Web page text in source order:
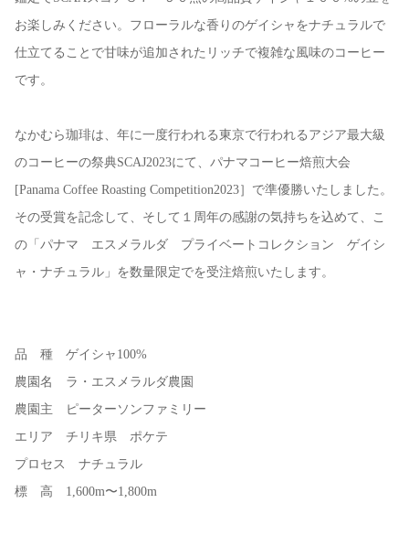
お楽しみください。フローラルな香りのゲイシャをナチュラルで
仕立てることで甘味が追加されたリッチで複雑な風味のコーヒー
です。
なかむら珈琲は、年に一度行われる東京で行われるアジア最大級
のコーヒーの祭典SCAJ2023にて、パナマコーヒー焙煎大会
[Panama Coffee Roasting Competition2023］で準優勝いたしました。
その受賞を記念して、そして１周年の感謝の気持ちを込めて、こ
の「パナマ エスメラルダ プライベートコレクション ゲイシ
ャ・ナチュラル」を数量限定でを受注焙煎いたします。
品 種 ゲイシャ100%
農園名 ラ・エスメラルダ農園
農園主 ピーターソンファミリー
エリア チリキ県 ポケテ
プロセス ナチュラル
標 高 1,600m〜1,800m